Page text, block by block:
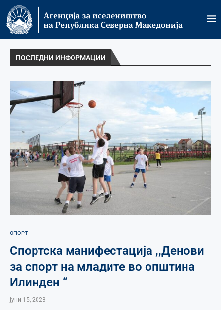
ПОСЛЕДНИ ИНФОРМАЦИИ
СПОРТ
Спортска манифестација ,,Денови
за спорт на младите во општина
Илинден “
јуни 15, 2023